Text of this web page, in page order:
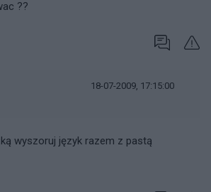
??
18-07-2009, 17:15:00
wyszoruj język razem z pastą